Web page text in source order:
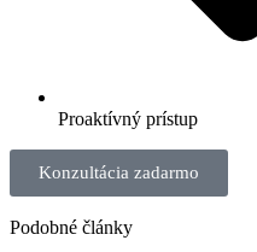
Proaktívný prístup
Konzultácia zadarmo
Podobné články